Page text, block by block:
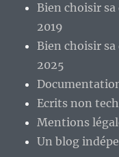
Bien choisir
2019
Bien choisir
2025
Ecrits non
Mentions
Un blog